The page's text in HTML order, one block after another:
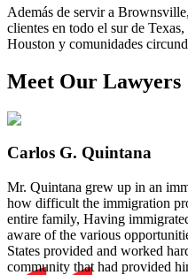
Además de servir a
clientes en todo el sur de
Houston y comunidades
Meet Our Lawyers
Carlos G. Quintana
Mr. Quintana grew up in an
how difficult the immigration
entire family, Having
aware of the various
States provided and worked
community that had provided